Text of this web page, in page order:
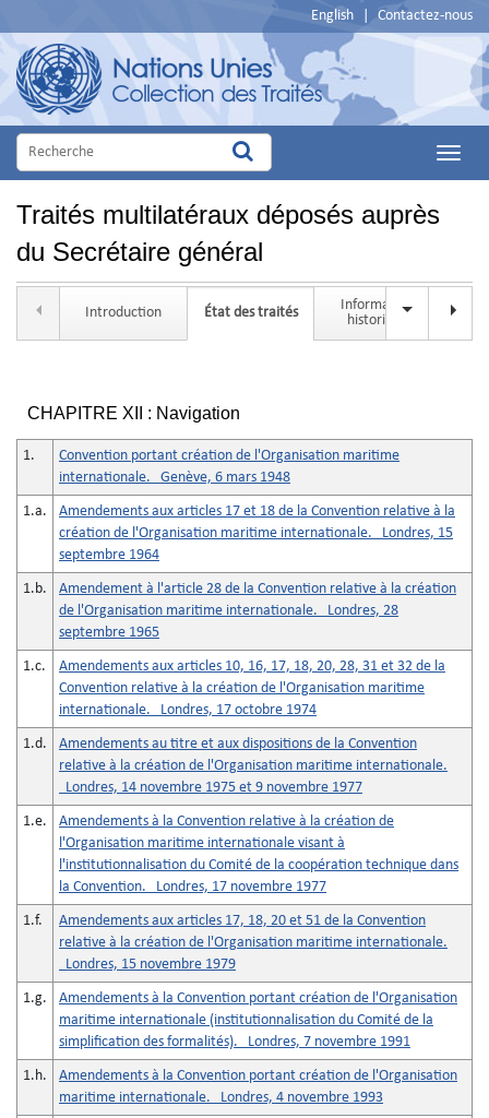
English Contactez-nous
Main
Traités multilatéraux déposés auprès
du Secrétaire général
Introduction État des traités
Information
historique
CHAPITRE XII : Navigation
1.
Convention portant création de l'Organisation maritime
internationale. Genève, 6 mars 1948
1.a.
Amendements aux articles 17 et 18 de la Convention relative à la
création de l'Organisation maritime internationale. Londres, 15
septembre 1964
1.b.
Amendement à l'article 28 de la Convention relative à la création
de l'Organisation maritime internationale. Londres, 28
septembre 1965
1.c.
Amendements aux articles 10, 16, 17, 18, 20, 28, 31 et 32 de la
Convention relative à la création de l'Organisation maritime
internationale. Londres, 17 octobre 1974
1.d.
Amendements au titre et aux dispositions de la Convention
relative à la création de l'Organisation maritime internationale.
Londres, 14 novembre 1975 et 9 novembre 1977
1.e.
Amendements à la Convention relative à la création de
l'Organisation maritime internationale visant à
l'institutionnalisation du Comité de la coopération technique dans
la Convention. Londres, 17 novembre 1977
1.f.
Amendements aux articles 17, 18, 20 et 51 de la Convention
relative à la création de l'Organisation maritime internationale.
Londres, 15 novembre 1979
1.g.
Amendements à la Convention portant création de l'Organisation
maritime internationale (institutionnalisation du Comité de la
simplification des formalités). Londres, 7 novembre 1991
1.h.
Amendements à la Convention portant création de l'Organisation
maritime internationale. Londres, 4 novembre 1993